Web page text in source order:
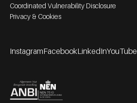
Coordinated Vulnerability Disclosure
Privacy & Cookies
InstagramFacebookLinkedInYouTube
Partners